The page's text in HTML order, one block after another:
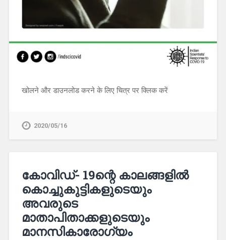
खोलने और डाउनलोड करने के लिए चित्र पर क्लिक करें
2020/05/16
കോവിഡ്- 19ന്റെ കാലങ്ങളിൽ
കൊച്ചുകുട്ടികളുടെയും
അവരുടെ
മാതാപിതാക്കളുടെയും
മാനസികാരോഗ്യം